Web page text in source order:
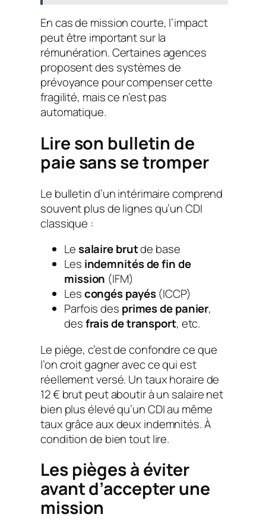
En cas de mission courte, l’impact
peut être important sur la
rémunération. Certaines agences
proposent des systèmes de
prévoyance pour compenser cette
fragilité, mais ce n’est pas
automatique.
Lire son bulletin de
paie sans se tromper
Le bulletin d’un intérimaire comprend
souvent plus de lignes qu’un CDI
classique :
Lesalaire brutde base
Les indemnités de fin de
mission (IFM)
Lescongés payés(ICCP)
Parfois des primes de panier,
desfrais de transport, etc.
Le piège, c’est de confondre ce que
l’on croit gagner avec ce qui est
réellement versé. Un taux horaire de
12 € brut peut aboutir à un salaire net
bien plus élevé qu’un CDI au même
taux grâce aux deux indemnités. À
condition de bien tout lire.
Les pièges à éviter
avant d’accepter une
mission